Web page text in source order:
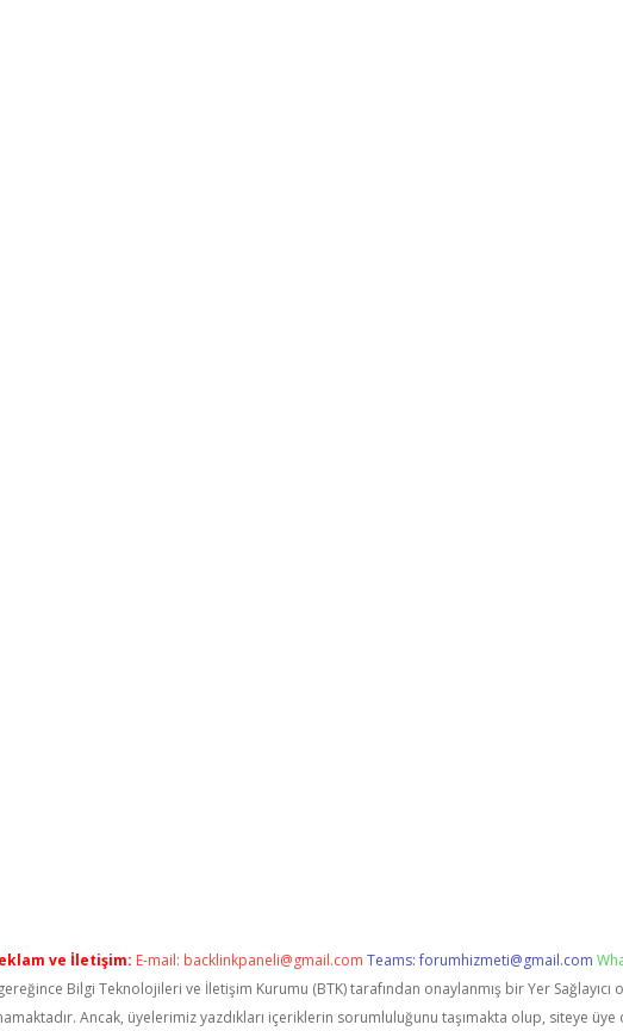
ve İletişim: E-mail: backlinkpaneli@gmail.com Teams:forumhizmeti@gmail.com
gereğince Bilgi Teknolojileri ve İletişim Kurumu (BTK) tarafından onaylanmış bir Yer
Ancak, üyelerimiz yazdıkları içeriklerin sorumluluğunu taşımakta olup, siteye